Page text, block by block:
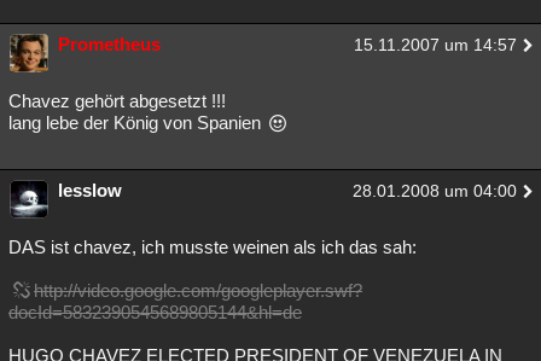
Prometheus 15.11.2007 um 14:57
Chavez gehört abgesetzt !!!
lang lebe der König von Spanien
lesslow 28.01.2008 um 04:00
DAS ist chavez, ich musste weinen als ich das sah:
http://video.google.com/googleplayer.swf?
docId=5832390545689805144&hl=de
HUGO CHAVEZ ELECTED PRESIDENT OF VENEZUELA IN